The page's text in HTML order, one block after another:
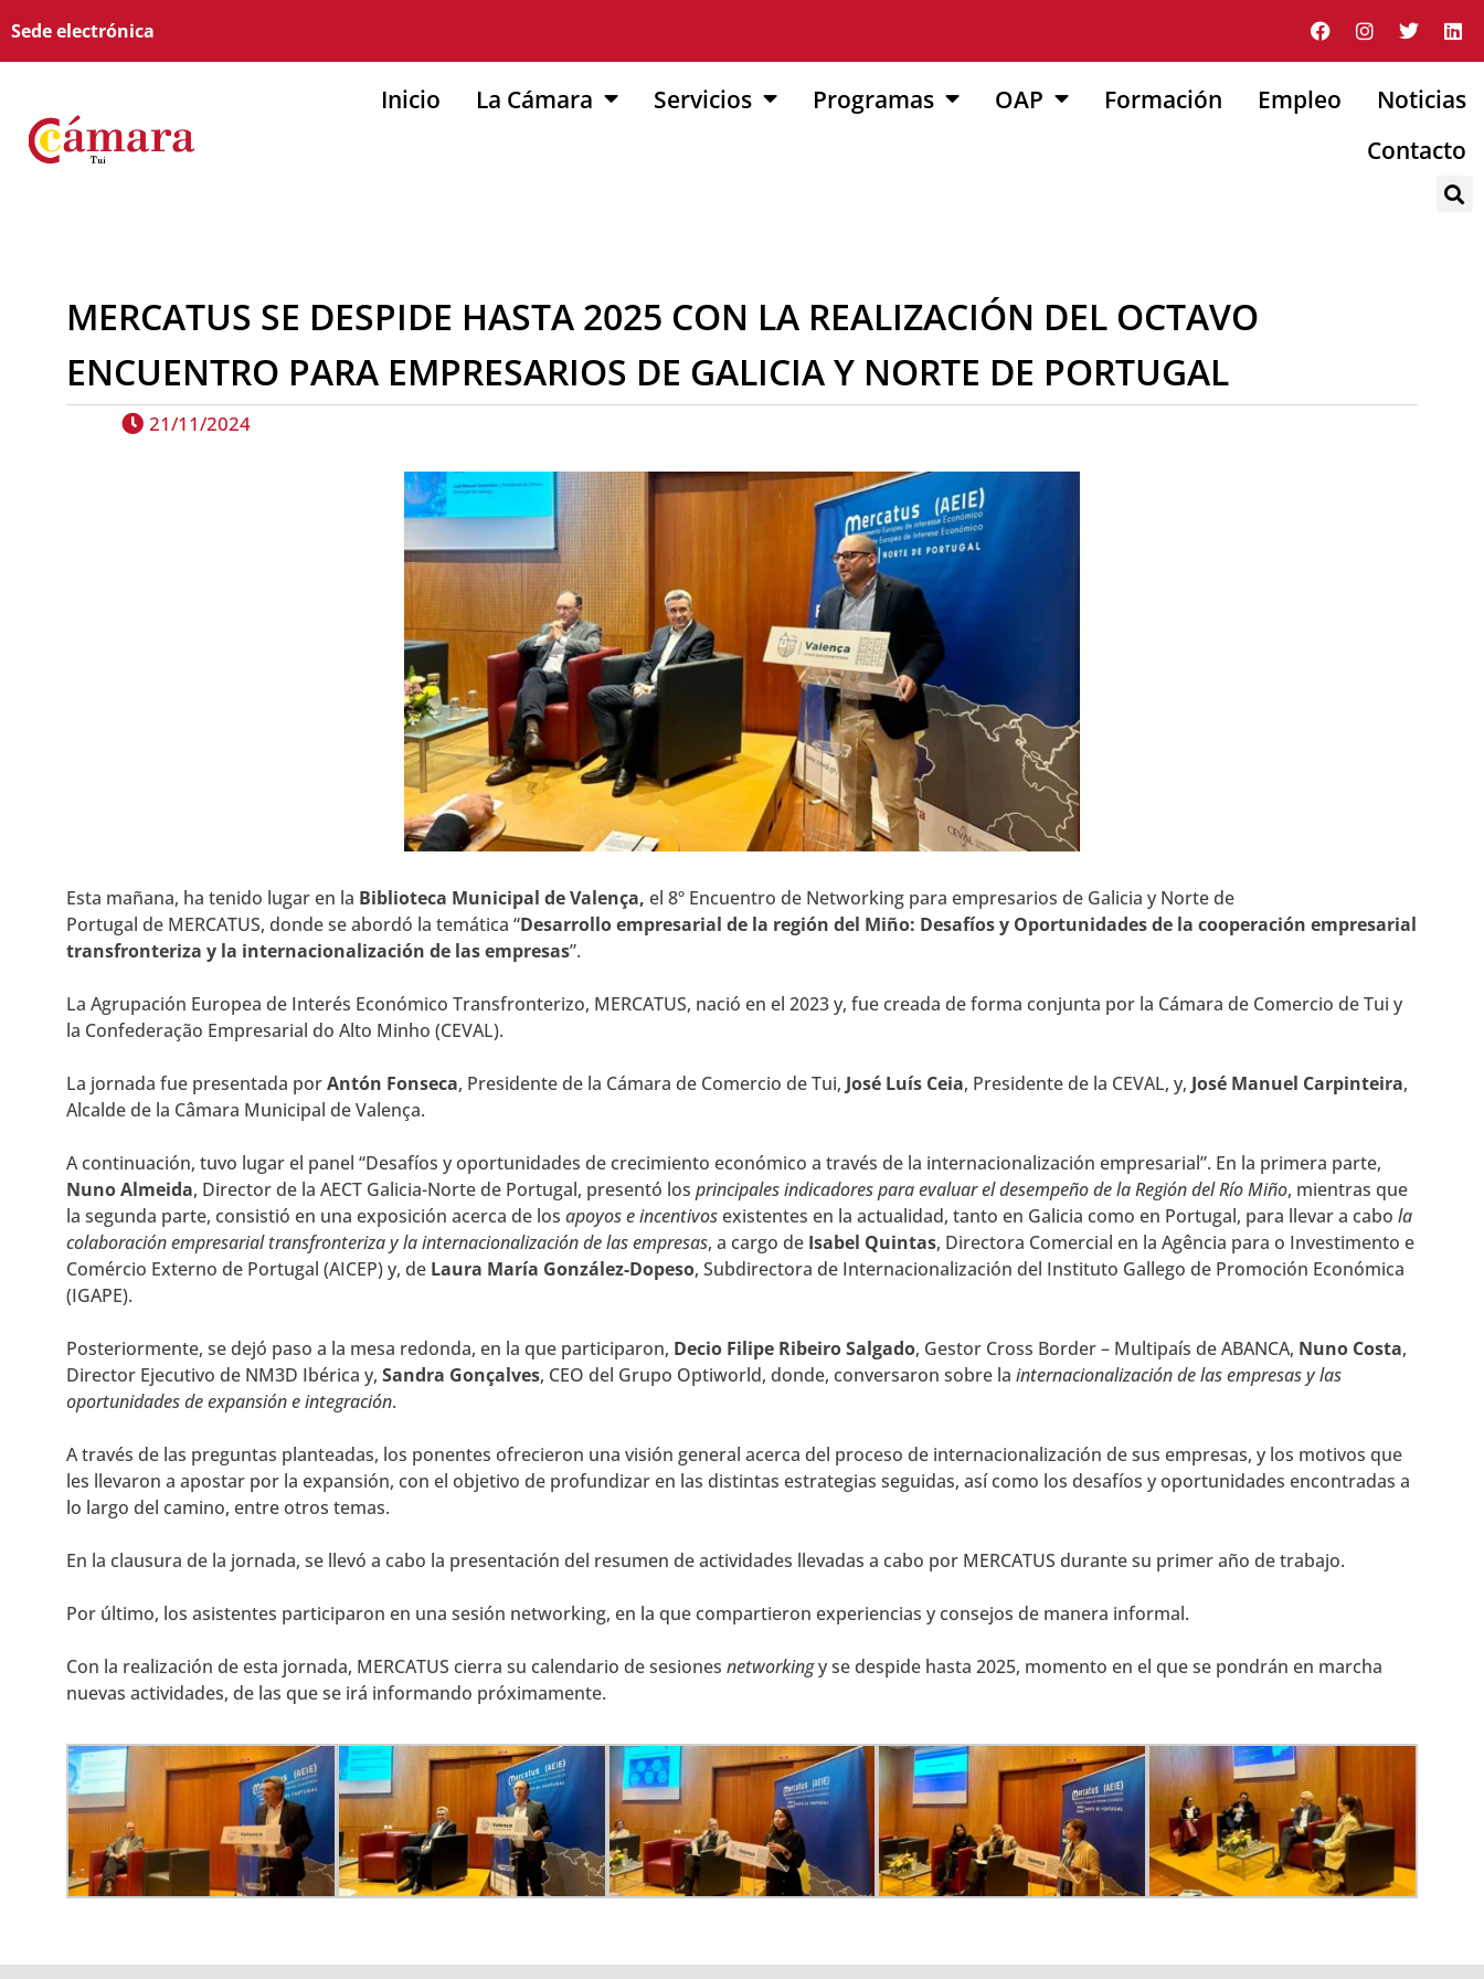
Sede electrónica
Inicio La Cámara Servicios Programas OAP Formación Empleo
Noticias
Contacto
MERCATUS SE DESPIDE HASTA 2025 CON LA REALIZACIÓN DEL OCTAVO
ENCUENTRO PARA EMPRESARIOS DE GALICIA Y NORTE DE PORTUGAL
21/11/2024
Esta mañana, ha tenido lugar en la Biblioteca Municipal de Valença, el 8º Encuentro de Networking para empresarios de Galicia y Norte de
Portugal de MERCATUS, donde se abordó la temática “Desarrollo empresarial de la región del Miño: Desafíos y Oportunidades de la cooperación empresarial
transfronteriza y la internacionalización de las empresas”.
La Agrupación Europea de Interés Económico Transfronterizo, MERCATUS, nació en el 2023 y, fue creada de forma conjunta por la Cámara de Comercio de Tui y
la Confederação Empresarial do Alto Minho (CEVAL).
La jornada fue presentada porAntón Fonseca, Presidente de la Cámara de Comercio de Tui, José Luís Ceia, Presidente de la CEVAL, y, José Manuel Carpinteira,
Alcalde de la Câmara Municipal de Valença.
A continuación, tuvo lugar el panel “Desafíos y oportunidades de crecimiento económico a través de la internacionalización empresarial”. En la primera parte,
Nuno Almeida, Director de la AECT Galicia-Norte de Portugal, presentó los principales indicadores para evaluar el desempeño de la Región del Río Miño, mientras que
la segunda parte, consistió en una exposición acerca de los apoyos e incentivosexistentes en la actualidad, tanto en Galicia como en Portugal, para llevar a cabo la
colaboración empresarial transfronteriza y la internacionalización de las empresas, a cargo de Isabel Quintas, Directora Comercial en la Agência para o Investimento e
Comércio Externo de Portugal (AICEP) y, de Laura María González-Dopeso, Subdirectora de Internacionalización del Instituto Gallego de Promoción Económica
(IGAPE).
Posteriormente, se dejó paso a la mesa redonda, en la que participaron, Decio Filipe Ribeiro Salgado, Gestor Cross Border – Multipaís de ABANCA, Nuno Costa,
Director Ejecutivo de NM3D Ibérica y, Sandra Gonçalves, CEO del Grupo Optiworld, donde, conversaron sobre la internacionalización de las empresas y las
oportunidades de expansión e integración.
A través de las preguntas planteadas, los ponentes ofrecieron una visión general acerca del proceso de internacionalización de sus empresas, y los motivos que
les llevaron a apostar por la expansión, con el objetivo de profundizar en las distintas estrategias seguidas, así como los desafíos y oportunidades encontradas a
lo largo del camino, entre otros temas.
En la clausura de la jornada, se llevó a cabo la presentación del resumen de actividades llevadas a cabo por MERCATUS durante su primer año de trabajo.
Por último, los asistentes participaron en una sesión networking, en la que compartieron experiencias y consejos de manera informal.
Con la realización de esta jornada, MERCATUS cierra su calendario de sesiones networkingy se despide hasta 2025, momento en el que se pondrán en marcha
nuevas actividades, de las que se irá informando próximamente.